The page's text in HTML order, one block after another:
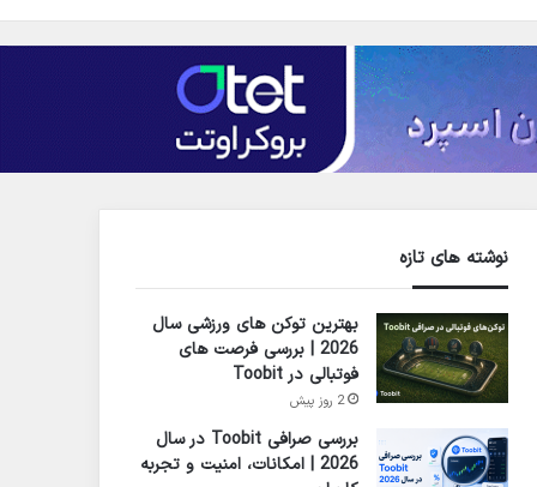
نوشته های تازه
بهترین توکن های ورزشی سال
2026 | بررسی فرصت های
فوتبالی در Toobit
2 روز پیش
بررسی صرافی Toobit در سال
2026 | امکانات، امنیت و تجربه